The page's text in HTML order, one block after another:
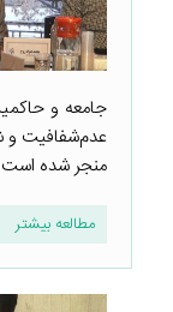
جامعه و
عدم‌شفافیت و
منجر شده
مطالعه بیشتر